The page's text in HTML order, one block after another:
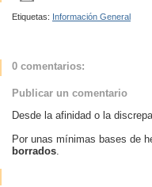
Etiquetas: Información General
0 comentarios:
Publicar un comentario
Desde la afinidad o la
Por unas mínimas bases de
borrados.